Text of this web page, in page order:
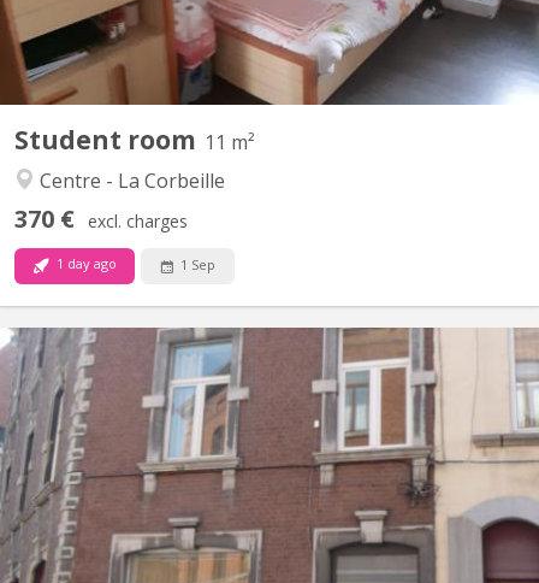
Student room 11 m²
Centre - La Corbeille
370 € excl. charges
1 day ago 1 Sep
KN 1237
Kot meublé en duplex disponible pour étudiant(e) avec parents
comme garants. 1 autres kot meublé disponible à 370€. Tous
disponibles dès septembre. Frigo individuel dans chaque kot.
Dans ce tarif tout est inclus (charges, internet, mobilier,
nettoyage des communs) Pas de révision en fin...